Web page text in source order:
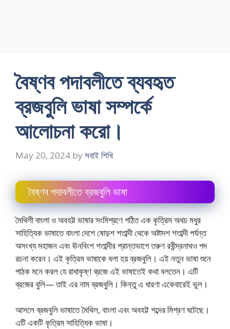
বৈষ্ণব পদাবলীতে ব্যবহৃত
ব্রজবুলি ভাষা সম্পর্কে
আলোচনা করো।
May 20, 2024 by সবাই শিখি
বৈষ্ণব পদাবলীতে ব্রজবুলি ভাষা
মৈথিলী বাংলা ও অবহট্ট ভাষার সংমিশ্রণে গঠিত এক কৃত্রিম অথচ মধুর
সাহিত্যিক ভাষাতে বাংলা দেশে ষোড়শ শতাব্দী থেকে অষ্টাদশ শতাব্দী পর্যন্ত
অসংখ্য মহাজন এবং ঊনবিংশ শতাব্দীর প্রান্তভাগে তরুণ রবীন্দ্রনাথও পদ
রচনা করেন। এই কৃত্রিম ভাষাকে বলা হয় ব্রজবুলি। এই নতুন ভাষা শুনে
পাঠক মনে করল যে রাধাকৃষ্ণ ব্রজে এই ভাষাতেই কথা বলতেন। এটি
ব্রজের বুলি— তাই এর নাম ব্রজবুলি। কিন্তু এ ধারণা একেবারেই ভুল।
আসলে ব্রজবুলি ভাষাতে মৈথিল, বাংলা এবং অবহট্ট শব্দের মিশ্রণ ঘটেছে।
এটি একটি কৃত্রিম সাহিত্যিক ভাষা।